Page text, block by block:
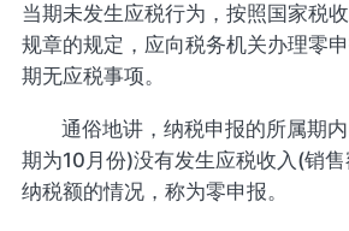
当期未发生应税行为，按照国家税
规章的规定，应向税务机关办理零
期无应税事项。
通俗地讲，纳税申报的所属期
期为10月份)没有发生应税收入(销
纳税额的情况，称为零申报。